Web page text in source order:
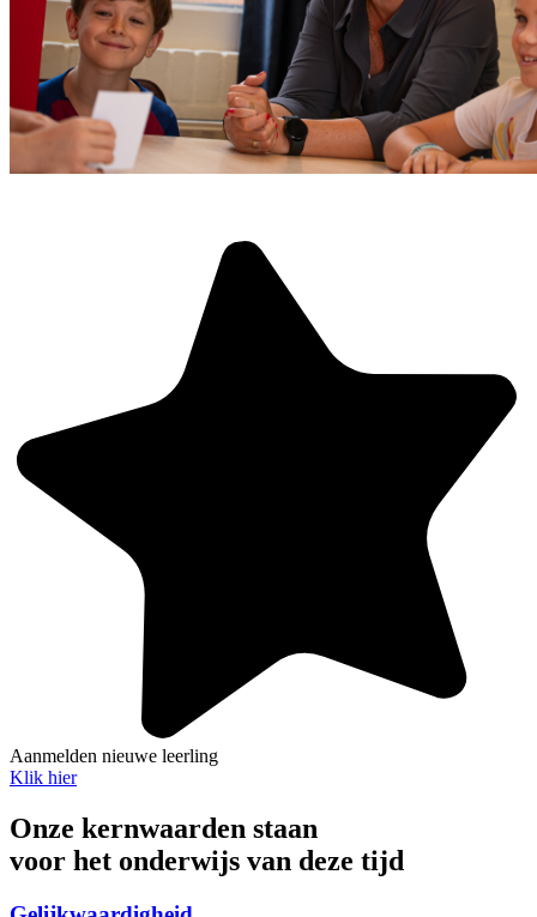
Aanmelden nieuwe leerling
Klik hier
Onze kernwaarden staan
voor het onderwijs van deze tijd